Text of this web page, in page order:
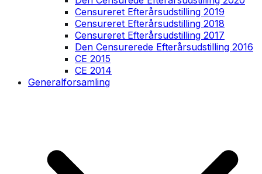
Censureret Efterårsudstilling 2019
Censureret Efterårsudstilling 2018
Censureret Efterårsudstilling 2017
Den Censurerede Efterårsudstilling 2016
CE 2015
CE 2014
Generalforsamling